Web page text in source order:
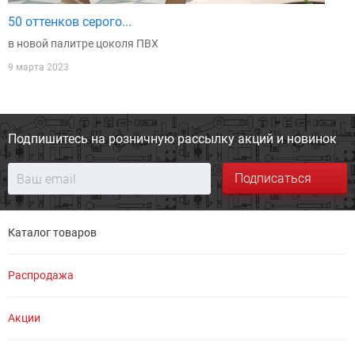
50 оттенков серого...
в новой палитре цоколя ПВХ
9 марта 2023
Подпишитесь на розничную рассылку акций и новинок
Подписаться
Каталог товаров
Распродажа
Акции